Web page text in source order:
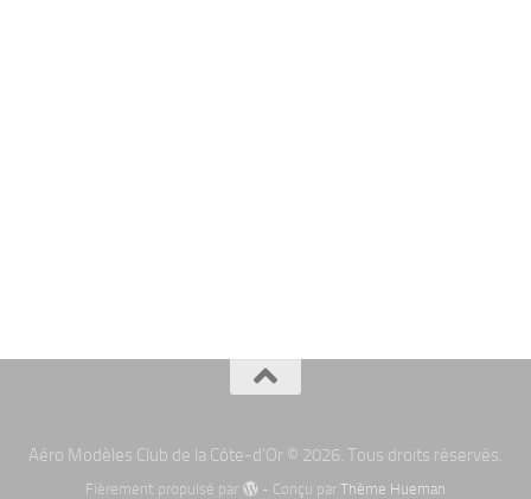
Aéro Modèles Club de la Côte-d'Or © 2026. Tous droits réservés.
Fièrement propulsé par - Conçu par Thème Hueman